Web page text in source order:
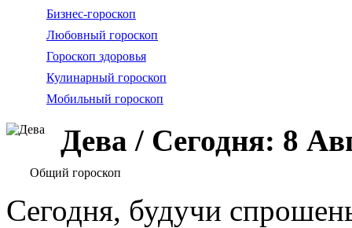
Бизнес-гороскоп
Любовный гороскоп
Гороскоп здоровья
Кулинарный гороскоп
Мобильный гороскоп
Дева / Сегодня: 8
Общий гороскоп
Сегодня, будучи